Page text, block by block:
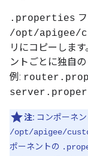
.properties
/opt/apigee/
リにコピーしま
ントごとに独自の
例:
注: コンポーネ
/opt/apigee/
ポーネントの